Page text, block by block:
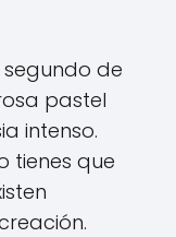
de
pastel
intenso.
tienes que